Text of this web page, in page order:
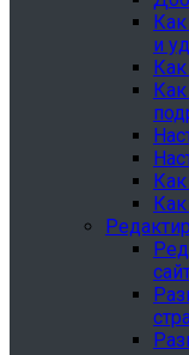
Как
и
Как